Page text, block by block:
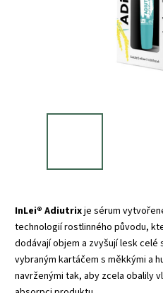
InLei® Adiutrixje sérum
technologií rostlinného původu,
dodávají objem a zvyšují lesk
vybraným kartáčem s měkkými a
navrženými tak, aby zcela obalily